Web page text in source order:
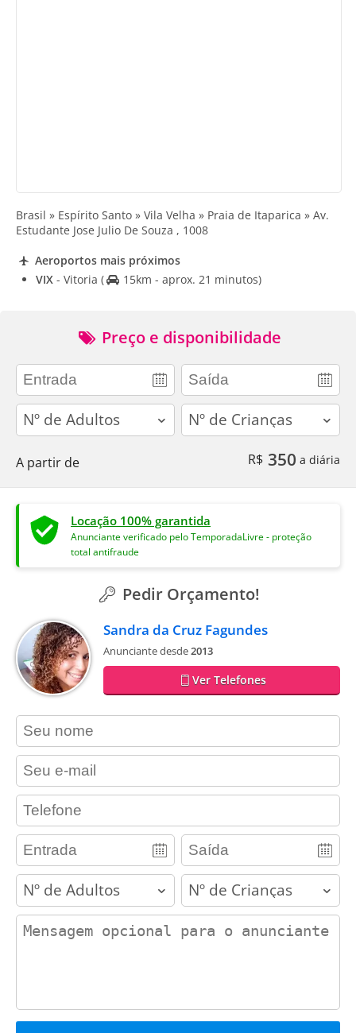
Brasil » Espírito Santo » Vila Velha » Praia de Itaparica » Av.
Estudante Jose Julio De Souza , 1008
Aeroportos mais próximos
VIX - Vitoria ( 15km - aprox. 21 minutos)
Preço e disponibilidade
adults children
A partir de R$ 350 a diária
Locação 100% garantida
Anunciante verificado pelo TemporadaLivre - proteção
total antifraude
Pedir Orçamento!
Sandra da Cruz Fagundes
Anunciante desde2013
Ver Telefones
contact_name
contact_email
contact_phone
adults children
contact_message